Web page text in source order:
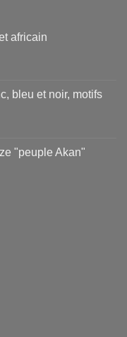
africain
bleu et noir, motifs
"peuple Akan"